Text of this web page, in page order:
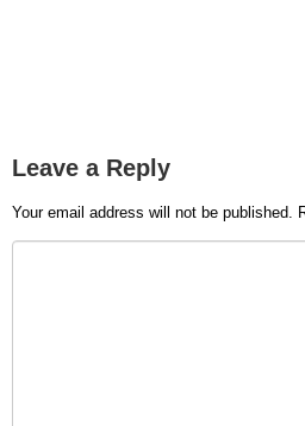
Leave a Reply
Your email address will not be published.